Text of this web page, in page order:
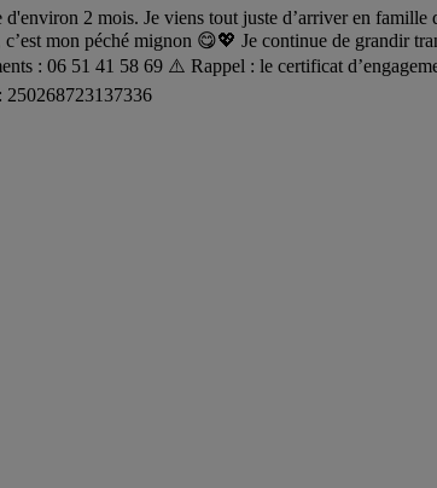
2 mois. Je viens tout juste d’arriver en
mon péché mignon 😋💖 Je continue de grandir
: 06 51 41 58 69 ⚠️ Rappel : le certificat
250268723137336